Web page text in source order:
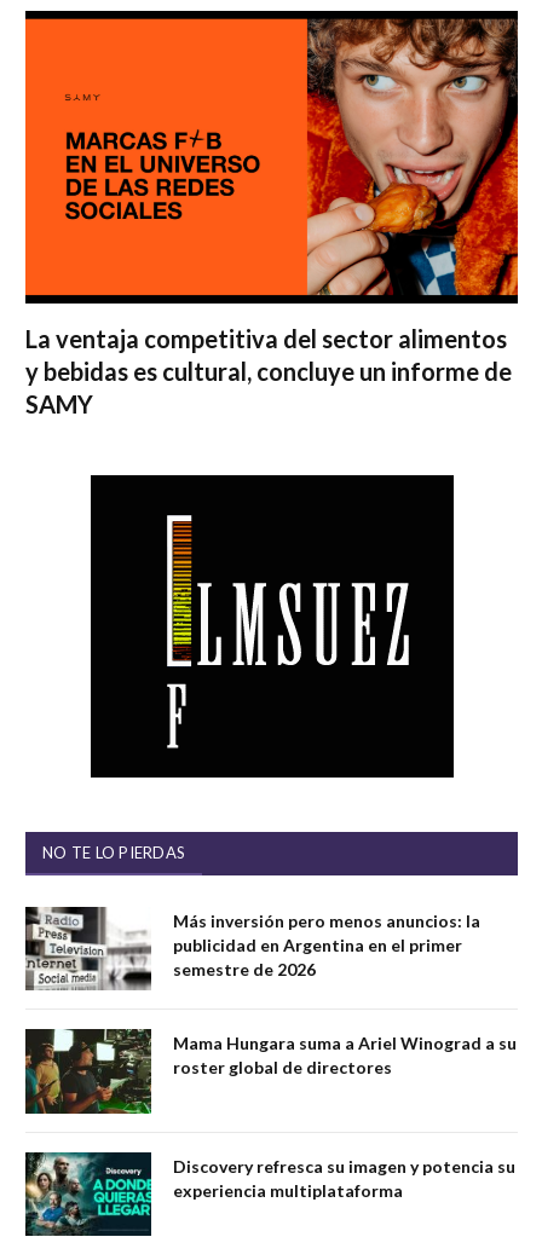
La ventaja competitiva del sector alimentos
y bebidas es cultural, concluye un informe de
SAMY
NO TE LO PIERDAS
Más inversión pero menos anuncios: la
publicidad en Argentina en el primer
semestre de 2026
Mama Hungara suma a Ariel Winograd a su
roster global de directores
Discovery refresca su imagen y potencia su
experiencia multiplataforma